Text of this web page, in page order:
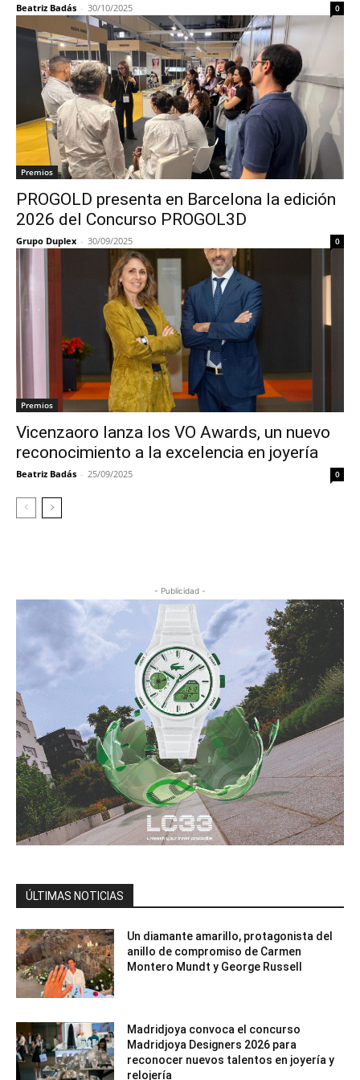
Beatriz Badás - 30/10/2025 0
Premios
PROGOLD presenta en Barcelona la edición
2026 del Concurso PROGOL3D
Grupo Duplex - 30/09/2025 0
Premios
Vicenzaoro lanza los VO Awards, un nuevo
reconocimiento a la excelencia en joyería
Beatriz Badás - 25/09/2025 0
- Publicidad -
ÚLTIMAS NOTICIAS
Un diamante amarillo, protagonista del
anillo de compromiso de Carmen
Montero Mundt y George Russell
Madridjoya convoca el concurso
Madridjoya Designers 2026 para
reconocer nuevos talentos en joyería y
relojería